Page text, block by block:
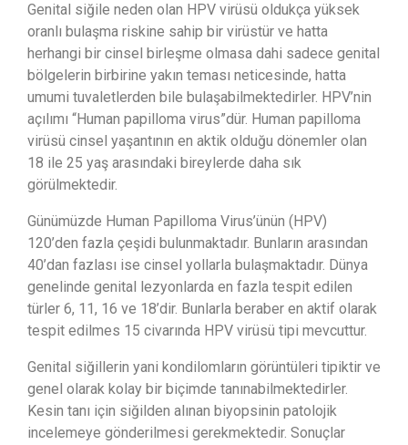
Genital siğile neden olan HPV virüsü oldukça yüksek
oranlı bulaşma riskine sahip bir virüstür ve hatta
herhangi bir cinsel birleşme olmasa dahi sadece genital
bölgelerin birbirine yakın teması neticesinde, hatta
umumi tuvaletlerden bile bulaşabilmektedirler. HPV’nin
açılımı “Human papilloma virus”dür. Human papilloma
virüsü cinsel yaşantının en aktik olduğu dönemler olan
18 ile 25 yaş arasındaki bireylerde daha sık
görülmektedir.
Günümüzde Human Papilloma Virus’ünün (HPV)
120’den fazla çeşidi bulunmaktadır. Bunların arasından
40’dan fazlası ise cinsel yollarla bulaşmaktadır. Dünya
genelinde genital lezyonlarda en fazla tespit edilen
türler 6, 11, 16 ve 18’dir. Bunlarla beraber en aktif olarak
tespit edilmes 15 civarında HPV virüsü tipi mevcuttur.
Genital siğillerin yani kondilomların görüntüleri tipiktir ve
genel olarak kolay bir biçimde tanınabilmektedirler.
Kesin tanı için siğilden alınan biyopsinin patolojik
incelemeye gönderilmesi gerekmektedir. Sonuçlar